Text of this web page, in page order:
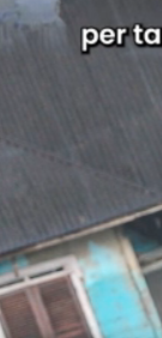
Facebook